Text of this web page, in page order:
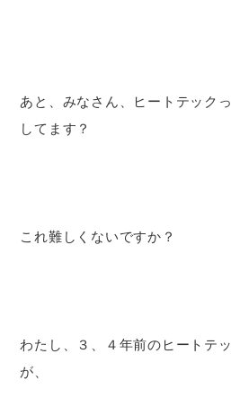
あと、みなさん、ヒートテック
してます？
これ難しくないですか？
わたし、３、４年前のヒートテ
が、